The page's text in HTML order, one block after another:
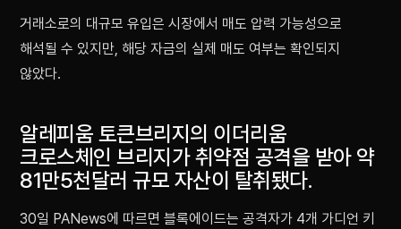
거래소로의 대규모 유입은 시장에서 매도 압력 가능성으로
해석될 수 있지만, 해당 자금의 실제 매도 여부는 확인되지
않았다.
알레피움 토큰브리지의 이더리움
크로스체인 브리지가 취약점 공격을 받아 약
81만5천달러 규모 자산이 탈취됐다.
30일 PANews에 따르면 블록에이드는 공격자가 4개 가디언 키